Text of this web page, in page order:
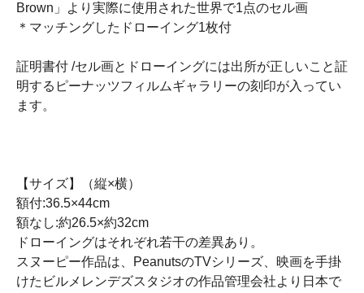
Brown」より実際に使用された世界で1点のセル画
＊マッチングしたドローイング1枚付
証明書付 /セル画とドローイングには出所が正しいこと証
明するピーナッツフィルムギャラリーの刻印が入ってい
ます。
【サイズ】（縦×横）
額付:36.5×44cm
額なし:約26.5×約32cm
ドローイングはそれぞれ若干の差異あり。
スヌーピー作品は、PeanutsのTVシリーズ、映画を手掛
けたビルメレンデズスタジオの作品管理会社より日本で